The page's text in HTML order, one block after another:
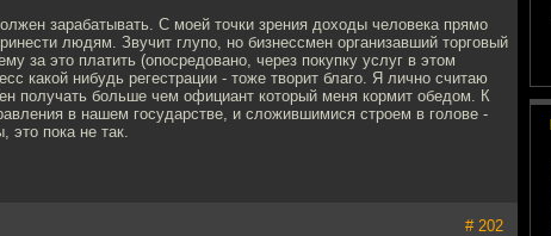
зарабатывать. С моей точки зрения доходы человека прямо
людям. Звучит глупо, но бизнессмен организавший торговый
за это платить (опосредовано, через покупку услуг в этом
какой нибудь регестрации - тоже творит благо. Я лично считаю
получать больше чем официант который меня кормит обедом. К
в нашем государстве, и сложившимися строем в голове -
это пока не так.
# 202